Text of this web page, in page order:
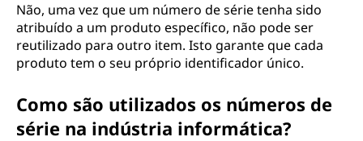
Não, uma vez que um número de série tenha sido
atribuído a um produto específico, não pode ser
reutilizado para outro item. Isto garante que cada
produto tem o seu próprio identificador único.
Como são utilizados os números de
série na indústria informática?